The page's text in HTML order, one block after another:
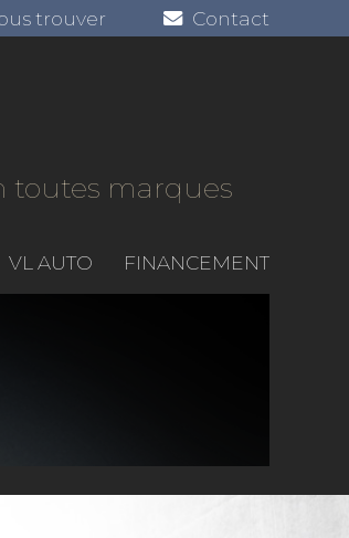
toutes marques
VL AUTO FINANCEMENT
trouver Contact